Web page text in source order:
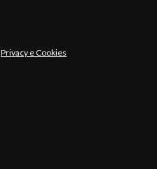
Privacy e Cookies